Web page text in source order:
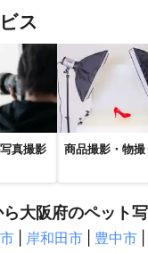
川町
市 京田辺市 大山
岡市 井手町 宇治市
波町 綾部市 福知
市 津市 松阪市
市
ス
真撮影 商品撮影・物撮
大阪府のペット
岸和田市 豊中市